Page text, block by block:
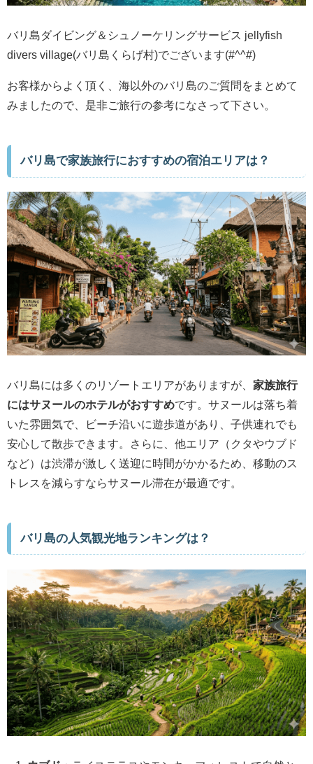
バリ島ダイビング＆シュノーケリングサービス jellyfish
divers village(バリ島くらげ村)でございます(#^^#)
お客様からよく頂く、海以外のバリ島のご質問をまとめて
みましたので、是非ご旅行の参考になさって下さい。
バリ島で家族旅行におすすめの宿泊エリアは？
バリ島には多くのリゾートエリアがありますが、 家族旅行
にはサヌールのホテルがおすすめです。サヌールは落ち着
いた雰囲気で、ビーチ沿いに遊歩道があり、子供連れでも
安心して散歩できます。さらに、他エリア（クタやウブド
など）は渋滞が激しく送迎に時間がかかるため、移動のス
トレスを減らすならサヌール滞在が最適です。
バリ島の人気観光地ランキングは？